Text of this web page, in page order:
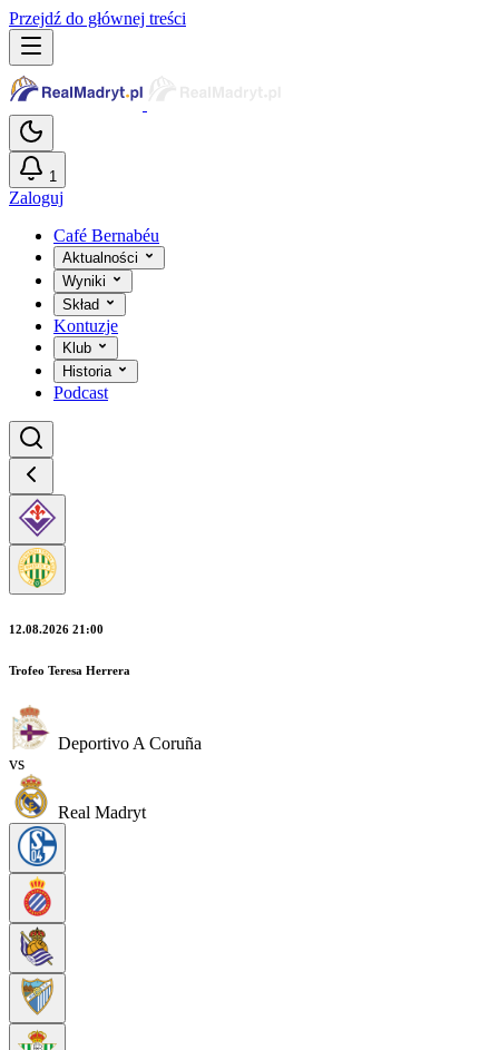
Przejdź do głównej treści
1
Zaloguj
Café Bernabéu
Aktualności
Wyniki
Skład
Kontuzje
Klub
Historia
Podcast
12.08.2026 21:00
Trofeo Teresa Herrera
Deportivo A Coruña
vs
Real Madryt